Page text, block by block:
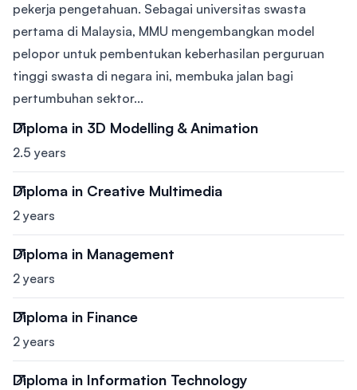
pekerja pengetahuan. Sebagai universitas swasta
pertama di Malaysia, MMU mengembangkan model
pelopor untuk pembentukan keberhasilan perguruan
tinggi swasta di negara ini, membuka jalan bagi
pertumbuhan sektor...
Diploma in 3D Modelling & Animation
2.5 years
Diploma in Creative Multimedia
2 years
Diploma in Management
2 years
Diploma in Finance
2 years
Diploma in Information Technology